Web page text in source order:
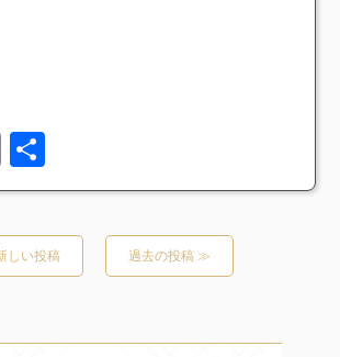
Email
有
しい投稿 過去の投稿 ≫